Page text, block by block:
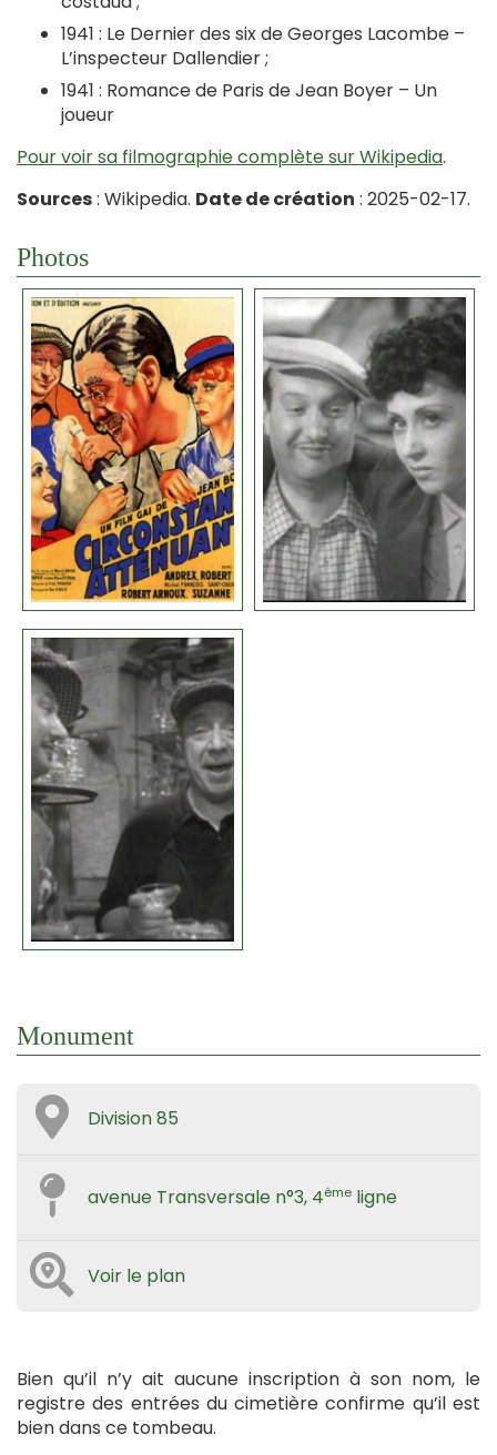
1941 : Le Dernier des six de Georges Lacombe –
L’inspecteur Dallendier ;
1941 : Romance de Paris de Jean Boyer – Un
joueur
Pour voir sa filmographie complète sur Wikipedia.
Sources: Wikipedia. Date de création : 2025-02-17.
Photos
Monument
Division 85
avenue Transversale n°3, 4ème ligne
Voir le plan
Bien qu’il n’y ait aucune inscription à son nom, le
registre des entrées du cimetière confirme qu’il est
bien dans ce tombeau.